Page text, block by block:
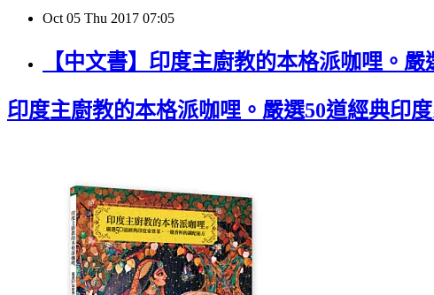
Oct 05 Thu 2017 07:05
【中文書】印度主廚教的本格派咖哩。
印度主廚教的本格派咖哩。嚴選50道經典印